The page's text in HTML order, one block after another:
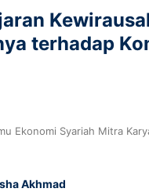
terhadap
Ekonomi Syariah Mitra
Akhmad